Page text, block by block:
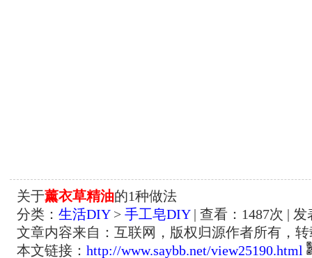
关于薰衣草精油的1种做法
分类： 生活DIY> 手工皂DIY| 查看： 1487次 | 发
文章内容来自：互联网，版权归源作者所有，
本文链接： http://www.saybb.net/view25190.html